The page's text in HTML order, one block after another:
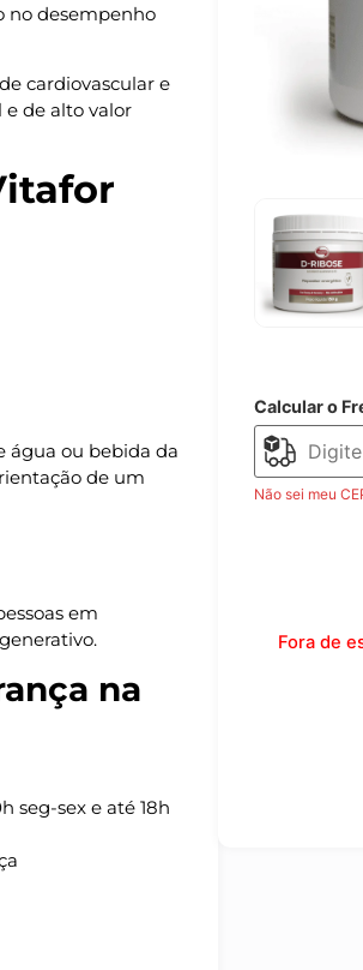
no desempenho
cardiovascular e
de alto valor
água ou bebida da
de um
em
na
seg-sex e até 18h
Calcular o
Não sei meu
Fora de